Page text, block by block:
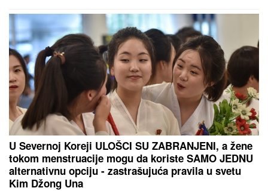
U Severnoj Koreji ULOŠCI SU ZABRANJENI, a žene
tokom menstruacije mogu da koriste SAMO JEDNU
alternativnu opciju - zastrašujuća pravila u svetu
Kim Džong Una